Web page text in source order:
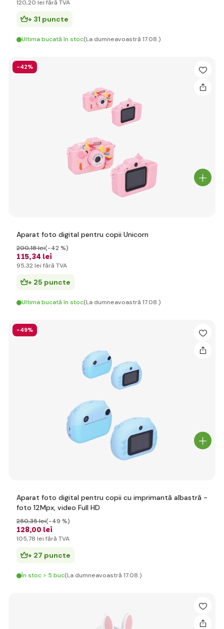
120,20 lei fără TVA
+ 31 puncte
Ultima bucată în stoc(La dumneavoastră 17.08.)
-42%
Aparat foto digital pentru copii Unicorn
115,34 lei
200,18 lei(-42 %)
95,32 lei fără TVA
+ 25 puncte
Ultima bucată în stoc(La dumneavoastră 17.08.)
-49%
Aparat foto digital pentru copii cu imprimantă albastră -
foto 12Mpx, video Full HD
128,00 lei
250,35 lei(-49 %)
105,78 lei fără TVA
+ 27 puncte
În stoc > 5 buc(La dumneavoastră 17.08.)